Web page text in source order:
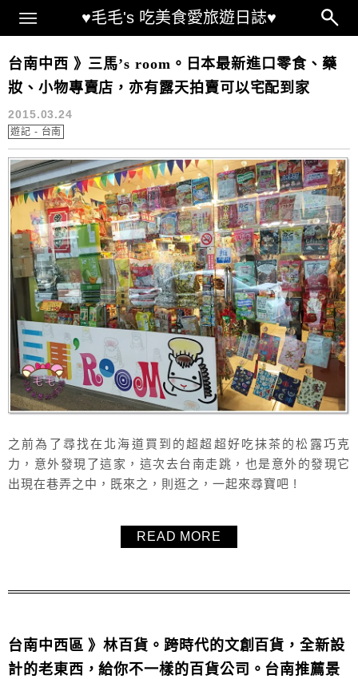
♥毛毛's 吃美食愛旅遊日誌♥
Main Menu
遊記 – 台南
台南中西 》三馬’s room。日本最新進口零食、藥
妝、小物專賣店，亦有露天拍賣可以宅配到家
2015.03.24
遊記 - 台南
之前為了尋找在北海道買到的超超超好吃抹茶的松露巧克
力，意外發現了這家，這次去台南走跳，也是意外的發現它
出現在巷弄之中，既來之，則逛之，一起來尋寶吧 !
READ MORE
台南中西區 》林百貨。跨時代的文創百貨，全新設
計的老東西，給你不一樣的百貨公司。台南推薦景